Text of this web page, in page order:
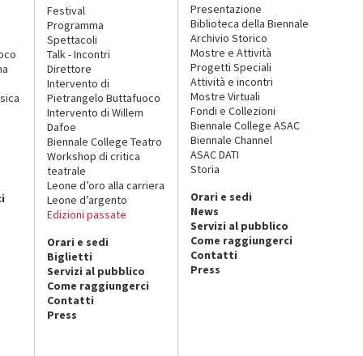
Festival
Programma
Spettacoli
Talk - Incontri
Direttore
Intervento di
Pietrangelo Buttafuoco
Intervento di Willem
Dafoe
Biennale College Teatro
Workshop di critica
teatrale
Leone d’oro alla carriera
Leone d’argento
Edizioni passate
Orari e sedi
Biglietti
Servizi al pubblico
Come raggiungerci
Contatti
Press
Presentazione
Biblioteca della Biennale
Archivio Storico
Mostre e Attività
Progetti Speciali
Attività e incontri
Mostre Virtuali
Fondi e Collezioni
Biennale College ASAC
Biennale Channel
ASAC DATI
Storia
Orari e sedi
News
Servizi al pubblico
Come raggiungerci
Contatti
Press